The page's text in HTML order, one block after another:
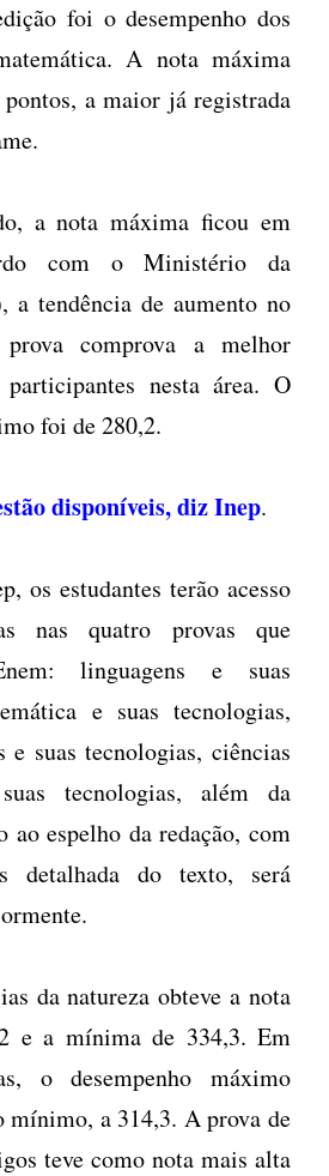
foi o desempenho dos
A nota máxima
a maior já registrada
a nota máxima ficou em
com o Ministério da
a tendência de aumento no
prova comprova a melhor
nesta área. O
foi de 280,2.
disponíveis, diz Inep.
os estudantes terão acesso
nas quatro provas que
linguagens e suas
e suas tecnologias,
e suas tecnologias, ciências
tecnologias, além da
ao espelho da redação, com
detalhada do texto, será
da natureza obteve a nota
e a mínima de 334,3. Em
o desempenho máximo
mínimo, a 314,3. A prova de
teve como nota mais alta